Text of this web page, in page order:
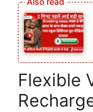
Flexible